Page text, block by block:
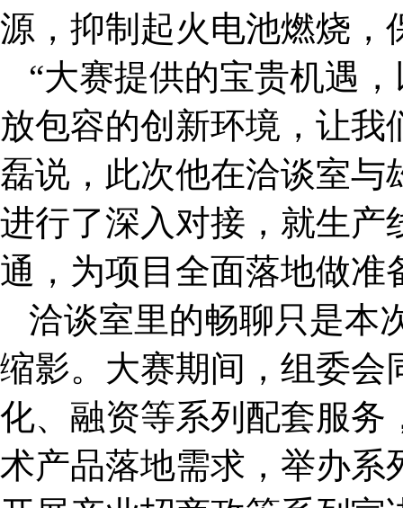
源，抑制起火电池燃烧，
“大赛提供的宝贵机遇
放包容的创新环境，让我
磊说，此次他在洽谈室与
进行了深入对接，就生产
通，为项目全面落地做准
洽谈室里的畅聊只是本
缩影。大赛期间，组委会
化、融资等系列配套服务
术产品落地需求，举办系